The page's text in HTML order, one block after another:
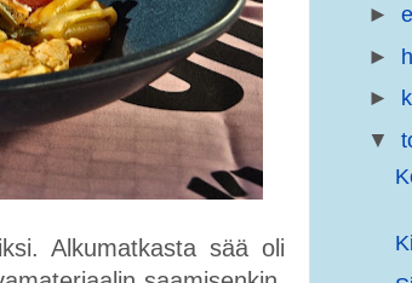
Alkumatkasta sää oli
►
►
►
▼